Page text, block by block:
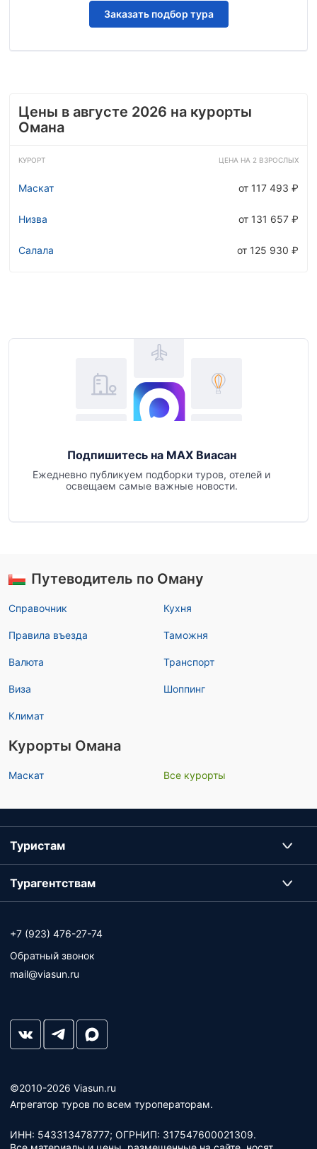
Заказать подбор тура
Цены в августе 2026 на курорты
Омана
КУРОРТ ЦЕНА НА 2 ВЗРОСЛЫХ
Маскат от 117 493 ₽
Низва от 131 657 ₽
Салала от 125 930 ₽
Подпишитесь на MAX Виасан
Ежедневно публикуем подборки туров, отелей и
освещаем самые важные новости.
Путеводитель по Оману
Справочник
Правила въезда
Валюта
Виза
Климат
Кухня
Таможня
Транспорт
Шоппинг
Курорты Омана
Маскат Все курорты
©2010-2026 Viasun.ru
Агрегатор туров по всем туроператорам.
ИНН: 543313478777; ОГРНИП: 317547600021309.
Туристам
Турагентствам
+7 (923) 476-27-74
Обратный звонок
mail@viasun.ru